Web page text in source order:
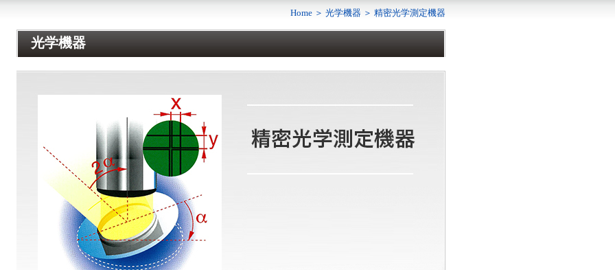
Home ＞ 光学機器 ＞ 精密光学測定機器
光学機器